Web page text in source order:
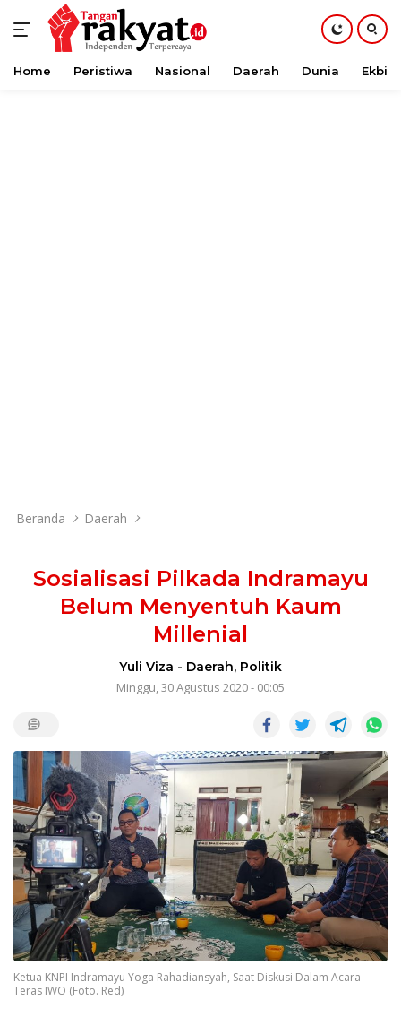
Langsung
Home Peristiwa Nasional Daerah Dunia Ekbis
Beranda Daerah
Sosialisasi Pilkada Indramayu
Belum Menyentuh Kaum
Millenial
Yuli Viza - Daerah, Politik
Minggu, 30 Agustus 2020 - 00:05
Ketua KNPI Indramayu Yoga Rahadiansyah, Saat Diskusi Dalam Acara
Teras IWO (Foto. Red)